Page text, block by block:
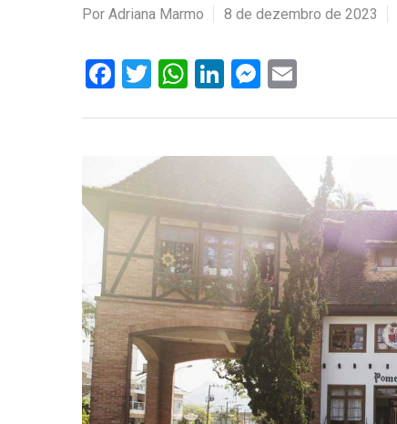
Hit enter to search or ESC to close
Por Adriana Marmo 8 de dezembro de 2023
Facebook
Twitter
WhatsApp
LinkedIn
Messenger